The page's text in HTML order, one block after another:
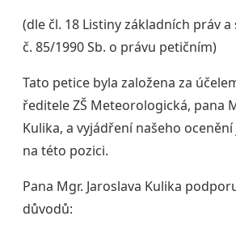
(dle čl. 18 Listiny základních práv
č. 85/1990 Sb. o právu petičním)
Tato petice byla založena za
ředitele ZŠ Meteorologická, pana
Kulika, a vyjádření našeho
na této pozici.
Pana Mgr. Jaroslava Kulika
důvodů: